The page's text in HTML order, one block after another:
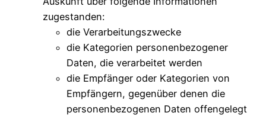
zugestanden:
die Verarbeitungszwecke
die Kategorien personenbezogener
Daten, die verarbeitet werden
die Empfänger oder Kategorien von
Empfängern, gegenüber denen die
personenbezogenen Daten offengelegt